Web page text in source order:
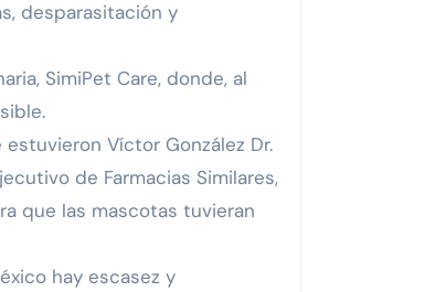
desparasitación y
SimiPet Care, donde, al
Víctor González Dr.
de Farmacias Similares,
que las mascotas tuvieran
hay escasez y